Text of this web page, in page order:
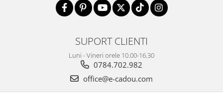
SUPORT CLIENTI
Luni - Vineri orele 10.00-16.30
0784.702.982
office@e-cadou.com